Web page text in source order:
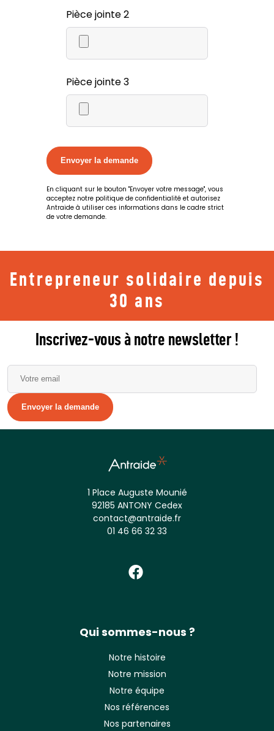
Pièce jointe 2
Pièce jointe 3
En cliquant sur le bouton "Envoyer votre message", vous
acceptez notre politique de confidentialité et autorisez
Antraide à utiliser ces informations dans le cadre strict
de votre demande.
Entrepreneur solidaire depuis
30 ans
Inscrivez-vous à notre newsletter !
Alternative:
1 Place Auguste Mounié
92185 ANTONY Cedex
contact@antraide.fr
01 46 66 32 33
Qui sommes-nous ?
Notre histoire
Notre mission
Notre équipe
Nos références
Nos partenaires